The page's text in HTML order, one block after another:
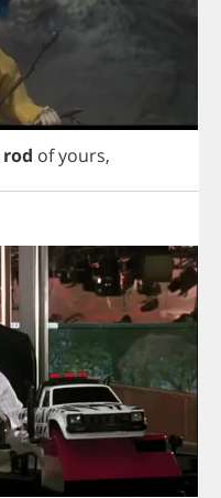
rod ofyours,